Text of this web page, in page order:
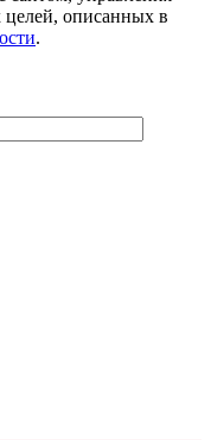
целей, описанных в
.